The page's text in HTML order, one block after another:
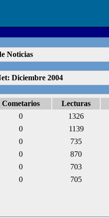
Noticias
Diciembre 2004
Cometarios Lecturas
0 1326
0 1139
0 735
0 870
0 703
0 705